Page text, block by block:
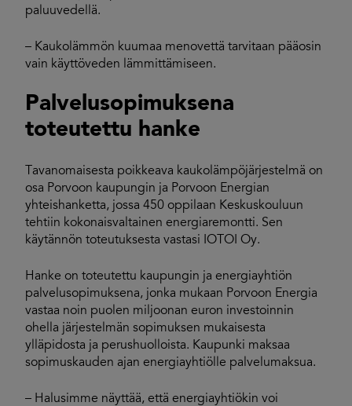
paluuvedellä.
– Kaukolämmön kuumaa menovettä tarvitaan pääosin
vain käyttöveden lämmittämiseen.
Palvelusopimuksena
toteutettu hanke
Tavanomaisesta poikkeava kaukolämpöjärjestelmä on
osa Porvoon kaupungin ja Porvoon Energian
yhteishanketta, jossa 450 oppilaan Keskuskouluun
tehtiin kokonaisvaltainen energiaremontti. Sen
käytännön toteutuksesta vastasi IOTOI Oy.
Hanke on toteutettu kaupungin ja energiayhtiön
palvelusopimuksena, jonka mukaan Porvoon Energia
vastaa noin puolen miljoonan euron investoinnin
ohella järjestelmän sopimuksen mukaisesta
ylläpidosta ja perushuolloista. Kaupunki maksaa
sopimuskauden ajan energiayhtiölle palvelumaksua.
– Halusimme näyttää, että energiayhtiökin voi